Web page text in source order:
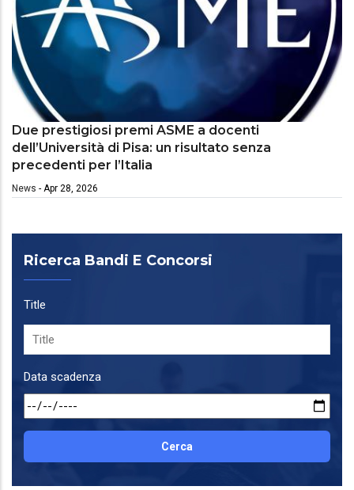
Due prestigiosi premi ASME a docenti
dell’Università di Pisa: un risultato senza
precedenti per l’Italia
News - Apr 28, 2026
Ricerca Bandi E Concorsi
Title
Data scadenza